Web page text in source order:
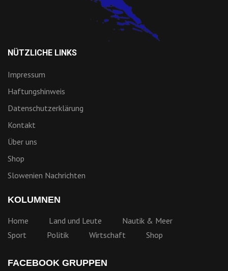
NÜTZLICHE LINKS
Impressum
Haftungshinweis
Datenschutzerklärung
Kontakt
Über uns
Shop
Slowenien Nachrichten
KOLUMNEN
Home Land und Leute
Nautik & Meer
Sport
Politik Wirtschaft Shop
FACEBOOK GRUPPEN